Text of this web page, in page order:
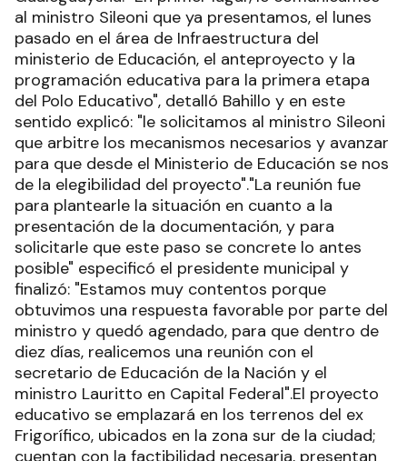
al ministro Sileoni que ya presentamos, el lunes
pasado en el área de Infraestructura del
ministerio de Educación, el anteproyecto y la
programación educativa para la primera etapa
del Polo Educativo", detalló Bahillo y en este
sentido explicó: "le solicitamos al ministro Sileoni
que arbitre los mecanismos necesarios y avanzar
para que desde el Ministerio de Educación se nos
de la elegibilidad del proyecto"."La reunión fue
para plantearle la situación en cuanto a la
presentación de la documentación, y para
solicitarle que este paso se concrete lo antes
posible" especificó el presidente municipal y
finalizó: "Estamos muy contentos porque
obtuvimos una respuesta favorable por parte del
ministro y quedó agendado, para que dentro de
diez días, realicemos una reunión con el
secretario de Educación de la Nación y el
ministro Lauritto en Capital Federal".El proyecto
educativo se emplazará en los terrenos del ex
Frigorífico, ubicados en la zona sur de la ciudad;
cuentan con la factibilidad necesaria, presentan